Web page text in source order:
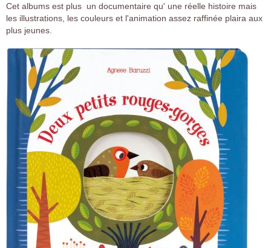
Cet albums est plus un documentaire qu' une réelle histoire mais
les illustrations, les couleurs et l'animation assez raffinée plaira aux
plus jeunes.